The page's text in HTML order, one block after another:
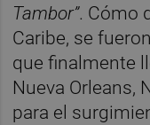
Tambor”. Cómo
Caribe, se
que finalmente
Nueva Orleans,
para el